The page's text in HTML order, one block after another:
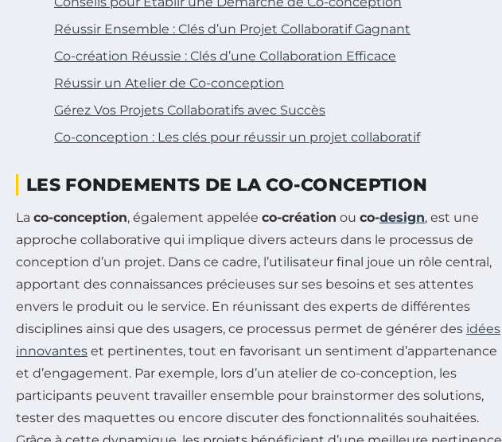
Réussir Ensemble : Clés d’un Projet Collaboratif Gagnant
Co-création Réussie : Clés d’une Collaboration Efficace
Réussir un Atelier de Co-conception
Gérez Vos Projets Collaboratifs avec Succès
Co-conception : Les clés pour réussir un projet collaboratif
LES FONDEMENTS DE LA CO-CONCEPTION
La co-conception, également appelée co-création ou co-design, est une
approche collaborative qui implique divers acteurs dans le processus de
conception d’un projet. Dans ce cadre, l’utilisateur final joue un rôle central,
apportant des connaissances précieuses sur ses besoins et ses attentes
envers le produit ou le service. En réunissant des experts de différentes
disciplines ainsi que des usagers, ce processus permet de générer des idées
innovantes et pertinentes, tout en favorisant un sentiment d’appartenance
et d’engagement. Par exemple, lors d’un atelier de co-conception, les
participants peuvent travailler ensemble pour brainstormer des solutions,
tester des maquettes ou encore discuter des fonctionnalités souhaitées.